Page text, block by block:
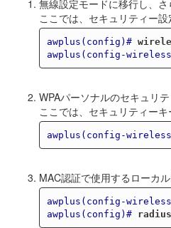
無線設定モードに移行し、
ここでは、セキュリティー設
awplus(config)#
awplus(config-
WPAパーソナルのセキュリ
ここでは、セキュリティー
awplus(config-
MAC認証で使用するローカ
awplus(config-
awplus(config)#